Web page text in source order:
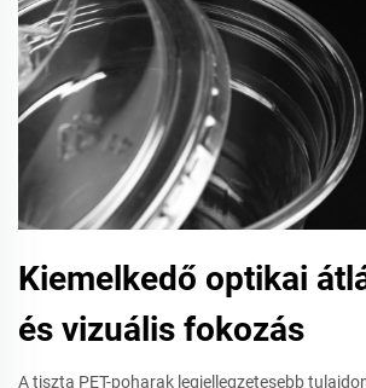
Kiemelkedő optikai
és vizuális fokozás
A tiszta PET-poharak legjellegzetesebb